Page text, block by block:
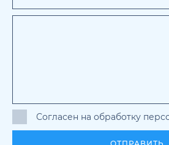
Согласен на обработку